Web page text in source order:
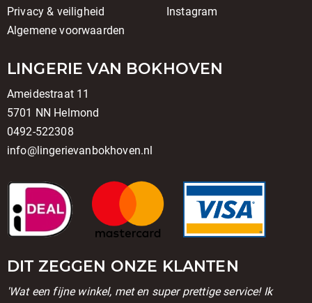
Privacy & veiligheid
Algemene voorwaarden
Instagram
LINGERIE VAN BOKHOVEN
Ameidestraat 11
5701 NN Helmond
0492-522308
info@lingerievanbokhoven.nl
DIT ZEGGEN ONZE KLANTEN
'Wat een fijne winkel, met en super prettige service! Ik